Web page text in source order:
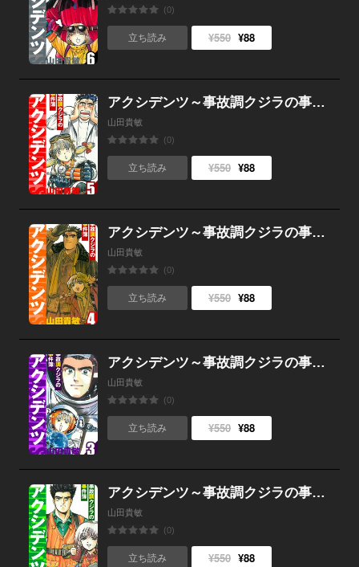
(0)
立ち読み ¥550 ¥88
アクシデンツ～事故調クジラの事件簿～ 愛蔵版 5
山田貴敏
(0)
立ち読み ¥550 ¥88
アクシデンツ～事故調クジラの事件簿～ 愛蔵版 4
山田貴敏
(0)
立ち読み ¥550 ¥88
アクシデンツ～事故調クジラの事件簿～ 愛蔵版 3
山田貴敏
(0)
立ち読み ¥550 ¥88
アクシデンツ～事故調クジラの事件簿～ 愛蔵版 2
山田貴敏
(0)
立ち読み ¥550 ¥88